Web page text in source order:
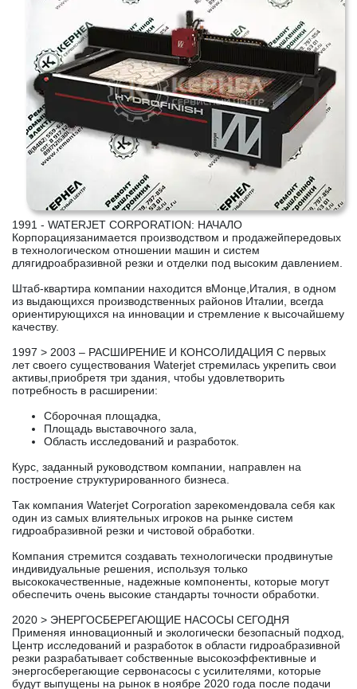
1991 - WATERJET CORPORATION: НАЧАЛО
Корпорациязанимается производством и продажейпередовых
в технологическом отношении машин и систем
длягидроабразивной резки и отделки под высоким давлением.
Штаб-квартира компании находится вМонце,Италия, в одном
из выдающихся производственных районов Италии, всегда
ориентирующихся на инновации и стремление к высочайшему
качеству.
1997 > 2003 – РАСШИРЕНИЕ И КОНСОЛИДАЦИЯ С первых
лет своего существования Waterjet стремилась укрепить свои
активы,приобретя три здания, чтобы удовлетворить
потребность в расширении:
Сборочная площадка,
Площадь выставочного зала,
Область исследований и разработок.
Курс, заданный руководством компании, направлен на
построение структурированного бизнеса.
Так компания Waterjet Corporation зарекомендовала себя как
один из самых влиятельных игроков на рынке систем
гидроабразивной резки и чистовой обработки.
Компания стремится создавать технологически продвинутые
индивидуальные решения, используя только
высококачественные, надежные компоненты, которые могут
обеспечить очень высокие стандарты точности обработки.
2020 > ЭНЕРГОСБЕРЕГАЮЩИЕ НАСОСЫ СЕГОДНЯ
Применяя инновационный и экологически безопасный подход,
Центр исследований и разработок в области гидроабразивной
резки разрабатывает собственные высокоэффективные и
энергосберегающие сервонасосы с усилителями, которые
будут выпущены на рынок в ноябре 2020 года после подачи